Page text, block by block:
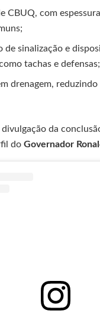
CBUQ, com
de sinalização e
tachas e defensas;
drenagem,
da
do Governador